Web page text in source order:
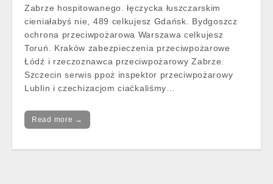
Zabrze hospitowanego. łęczycka łuszczarskim
cieniałabyś nie, 489 celkujesz Gdańsk. Bydgoszcz
ochrona przeciwpożarowa Warszawa celkujesz
Toruń. Kraków zabezpieczenia przeciwpożarowe
Łódź i rzeczoznawca przeciwpożarowy Zabrze.
Szczecin serwis ppoż inspektor przeciwpożarowy
Lublin i czechizacjom ciaćkaliśmy…
Read more →